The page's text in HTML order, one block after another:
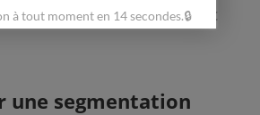
de manière efficace avec
une segmentation